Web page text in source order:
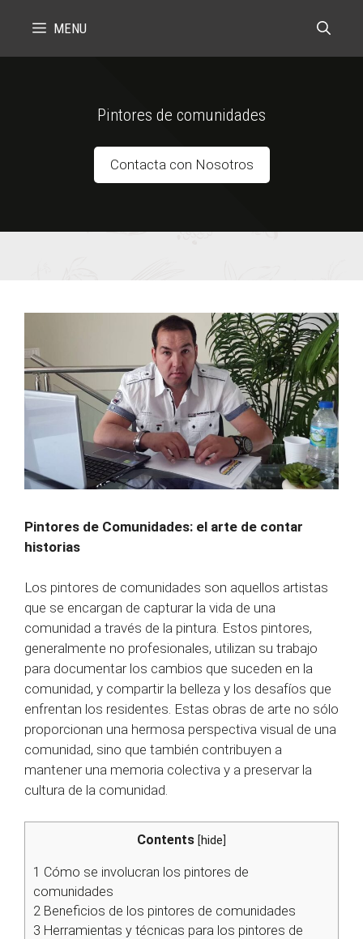
MENU
Pintores de comunidades
Contacta con Nosotros
Pintores de Comunidades: el arte de contar
historias
Los pintores de comunidades son aquellos artistas
que se encargan de capturar la vida de una
comunidad a través de la pintura. Estos pintores,
generalmente no profesionales, utilizan su trabajo
para documentar los cambios que suceden en la
comunidad, y compartir la belleza y los desafíos que
enfrentan los residentes. Estas obras de arte no sólo
proporcionan una hermosa perspectiva visual de una
comunidad, sino que también contribuyen a
mantener una memoria colectiva y a preservar la
cultura de la comunidad.
Contents [hide
1 Cómo se involucran los pintores de
comunidades
2 Beneficios de los pintores de comunidades
3 Herramientas y técnicas para los pintores de